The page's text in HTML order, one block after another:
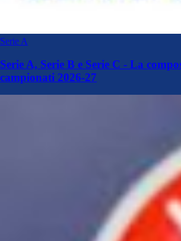
Serie A
Serie A, Serie B e Serie C - La
campionati 2026-27